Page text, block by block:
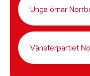
Unga örnar
Vänsterpartiet